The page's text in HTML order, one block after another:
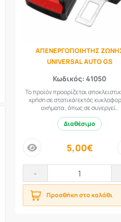
ΑΠΕΝΕΡΓΟΠΟΙΗΤΗΣ
UNIVERSAL AUTO GS
Κωδικός: 41050
Το προϊόν προορίζεται
χρήση σε στατικά/εκτός
οχήματα , όπως σε συνεργεί..
Διαθέσιμο
price 5,00€
-
Προσθήκη στο καλάθι